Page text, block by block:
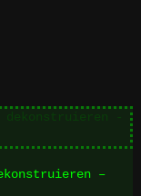
dekonstruieren –